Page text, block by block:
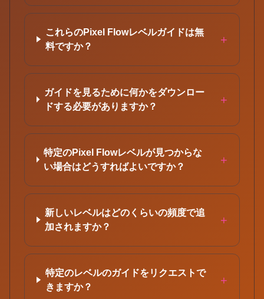
これらのPixel Flowレベルガイドは無
料ですか？
+
ガイドを見るために何かをダウンロー
ドする必要がありますか？
+
特定のPixel Flowレベルが見つからな
い場合はどうすればよいですか？
+
新しいレベルはどのくらいの頻度で追
加されますか？
+
特定のレベルのガイドをリクエストで
きますか？
+